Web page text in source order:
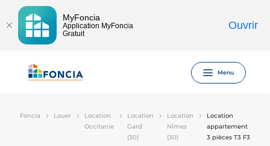
MyFoncia
Application MyFoncia
Gratuit
Ouvrir
Menu
Foncia Louer
Location
Occitanie
Location
Gard
(30)
Location
Nîmes
(30)
Location
appartement
3 pièces T3 F3